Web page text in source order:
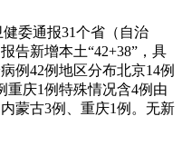
委通报31个省（自治
告新增本土“42+38”，具
例42例地区分布北京14例
重庆1例特殊情况含4例由
蒙古3例、重庆1例。无新